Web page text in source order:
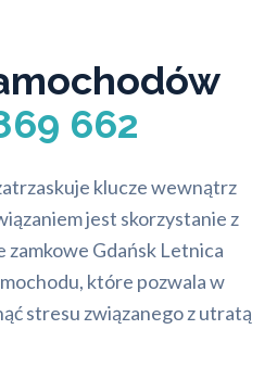
662
klucze wewnątrz
jest skorzystanie z
Gdańsk Letnica
które pozwala w
stresu związanego z utratą